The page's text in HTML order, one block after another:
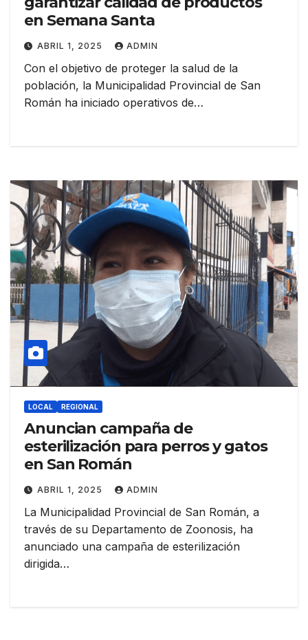
en Semana Santa
ABRIL 1, 2025 ADMIN
Con el objetivo de proteger la salud de la
población, la Municipalidad Provincial de San
Román ha iniciado operativos de…
LOCAL REGIONAL
Anuncian campaña de
esterilización para perros y gatos
en San Román
ABRIL 1, 2025 ADMIN
La Municipalidad Provincial de San Román, a
través de su Departamento de Zoonosis, ha
anunciado una campaña de esterilización
dirigida…